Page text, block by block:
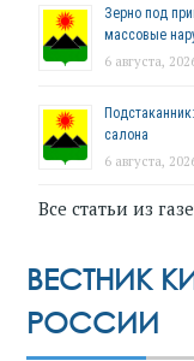
Зерно под
массовые
6 августа,
салона
6 августа,
Все статьи из
ВЕСТНИК
РОССИИ